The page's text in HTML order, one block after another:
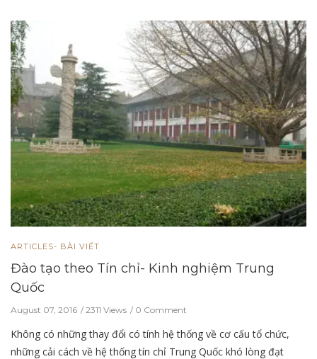
ARTICLES- BÀI VIẾT
Đào tạo theo Tín chỉ- Kinh nghiệm Trung
Quốc
August 07, 2016 2311 Views 0 Comment
Không có những thay đổi có tính hệ thống về cơ cấu tổ chức,
những cải cách về hệ thống tín chỉ Trung Quốc khó lòng đạt